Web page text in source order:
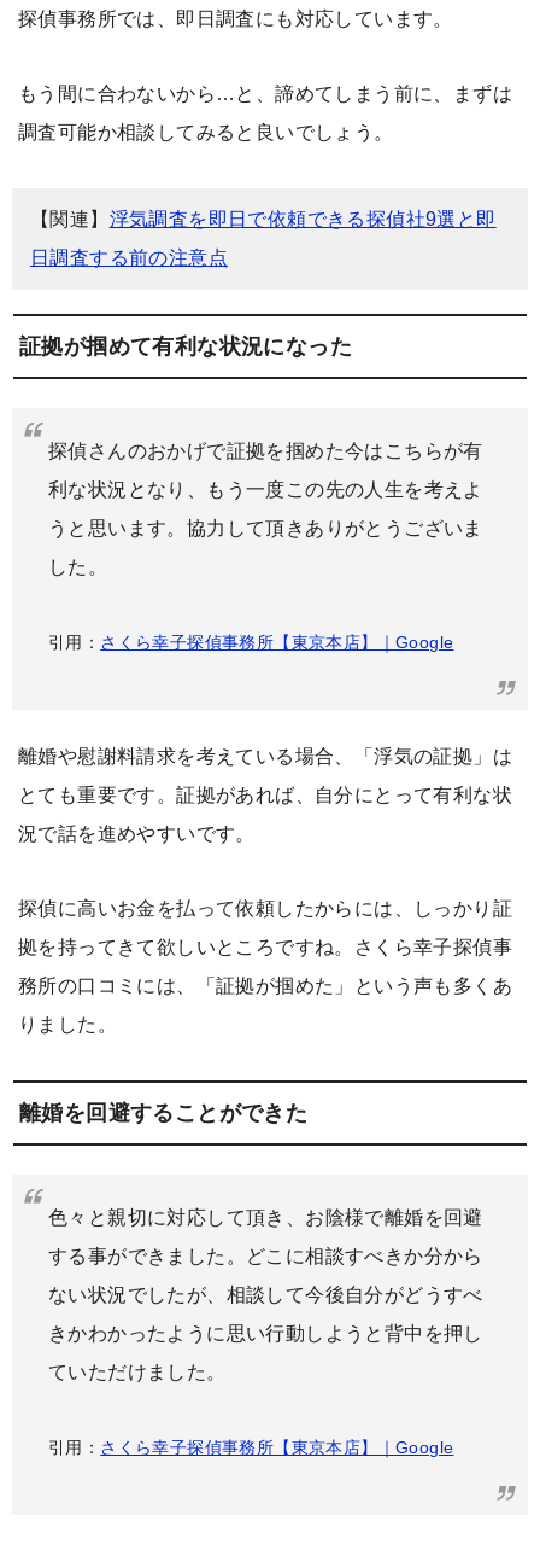
探偵事務所では、即日調査にも対応しています。
もう間に合わないから…と、諦めてしまう前に、まずは
調査可能か相談してみると良いでしょう。
【関連】 浮気調査を即日で依頼できる探偵社9選と即
日調査する前の注意点
証拠が掴めて有利な状況になった
探偵さんのおかげで証拠を掴めた今はこちらが有
利な状況となり、もう一度この先の人生を考えよ
うと思います。協力して頂きありがとうございま
した。
引用： さくら幸子探偵事務所【東京本店】｜Google
離婚や慰謝料請求を考えている場合、「浮気の証拠」は
とても重要です。証拠があれば、自分にとって有利な状
況で話を進めやすいです。
探偵に高いお金を払って依頼したからには、しっかり証
拠を持ってきて欲しいところですね。さくら幸子探偵事
務所の口コミには、「証拠が掴めた」という声も多くあ
りました。
離婚を回避することができた
色々と親切に対応して頂き、お陰様で離婚を回避
する事ができました。どこに相談すべきか分から
ない状況でしたが、相談して今後自分がどうすべ
きかわかったように思い行動しようと背中を押し
ていただけました。
引用： さくら幸子探偵事務所【東京本店】｜Google